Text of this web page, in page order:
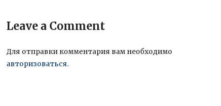
Leave a Comment
Для отправки комментария вам необходимо
авторизоваться.